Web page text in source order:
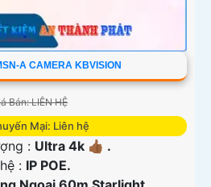
A CAMERA KBVISION
Bán: LIÊN HỆ
Mại: Liên hệ
: Ultra 4k 👍🏾 .
: IP POE.